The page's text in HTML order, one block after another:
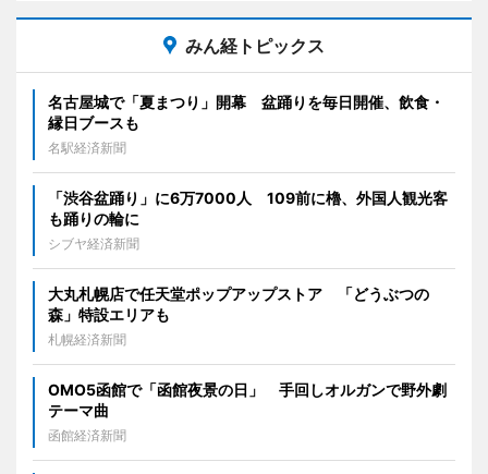
みん経トピックス
名古屋城で「夏まつり」開幕 盆踊りを毎日開催、飲食・
縁日ブースも
名駅経済新聞
「渋谷盆踊り」に6万7000人 109前に櫓、外国人観光客
も踊りの輪に
シブヤ経済新聞
大丸札幌店で任天堂ポップアップストア 「どうぶつの
森」特設エリアも
札幌経済新聞
OMO5函館で「函館夜景の日」 手回しオルガンで野外劇
テーマ曲
函館経済新聞